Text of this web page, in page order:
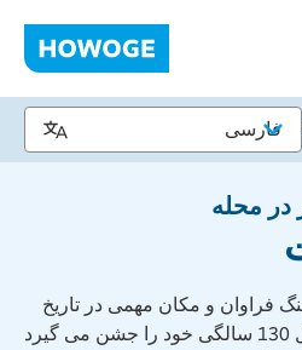
محله
فراوان و مکان مهمی در تاریخ
آلمان: Karlshorst امسال 130 سالگی خود را جشن می گیرد